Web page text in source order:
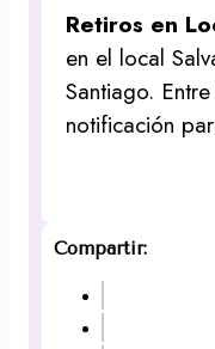
Retiros en
en el local
Santiago.
notificación
Compartir: